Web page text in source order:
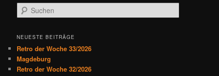
u
h
n
NEUESTE BEITRÄGE
Retro der Woche 33/2026
Magdeburg
Retro der Woche 32/2026